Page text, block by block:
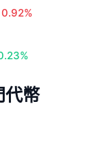
0.92%
代幣